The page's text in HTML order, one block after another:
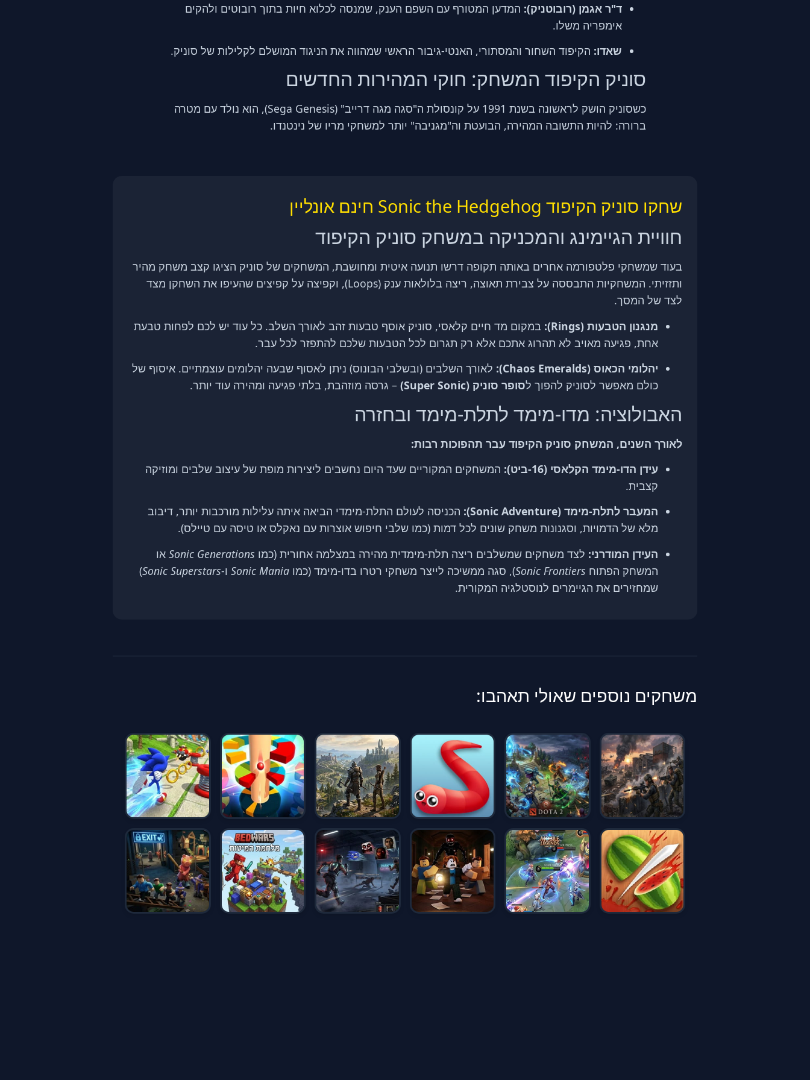
ד"ר אגמן (רובוטניק): המדען המטורף עם השפם הענק, שמנסה לכלוא חיות בתוך רובוטים ולהקים
אימפריה משלו.
שאדו: הקיפוד השחור והמסתורי, האנטי-גיבור הראשי שמהווה את הניגוד המושלם לקלילות של סוניק.
סוניק הקיפוד המשחק: חוקי המהירות החדשים
כשסוניק הושק לראשונה בשנת 1991 על קונסולת ה"סגה מגה דרייב" (Sega Genesis), הוא נולד עם מטרה
ברורה: להיות התשובה המהירה, הבועטת וה"מגניבה" יותר למשחקי מריו של נינטנדו.
שחקו סוניק הקיפוד Sonic the Hedgehog חינם אונליין
חוויית הגיימינג והמכניקה במשחק סוניק הקיפוד
בעוד שמשחקי פלטפורמה אחרים באותה תקופה דרשו תנועה איטית ומחושבת, המשחקים של סוניק הציגו קצב משחק מהיר
ותזזיתי. המשחקיות התבססה על צבירת תאוצה, ריצה בלולאות ענק (Loops), וקפיצה על קפיצים שהעיפו את השחקן מצד
לצד של המסך.
מנגנון הטבעות (Rings):
במקום מד חיים קלאסי, סוניק אוסף טבעות זהב לאורך השלב. כל עוד יש לכם לפחות טבעת
אחת, פגיעה מאויב לא תהרוג אתכם אלא רק תגרום לכל הטבעות שלכם להתפזר לכל עבר.
יהלומי הכאוס (Chaos Emeralds):
לאורך השלבים (ובשלבי הבונוס) ניתן לאסוף שבעה יהלומים עוצמתיים. איסוף של
כולם מאפשר לסוניק להפוך לסופר סוניק (Super Sonic) – גרסה מוזהבת, בלתי פגיעה ומהירה עוד יותר.
האבולוציה: מדו-מימד לתלת-מימד ובחזרה
לאורך השנים, המשחק סוניק הקיפוד עבר תהפוכות רבות:
עידן הדו-מימד הקלאסי (16-ביט):
המשחקים המקוריים שעד היום נחשבים ליצירות מופת של עיצוב שלבים ומוזיקה
קצבית.
המעבר לתלת-מימד (Sonic Adventure):
הכניסה לעולם התלת-מימדי הביאה איתה עלילות מורכבות יותר, דיבוב
מלא של הדמויות, וסגנונות משחק שונים לכל דמות (כמו שלבי חיפוש אוצרות עם נאקלס או טיסה עם טיילס).
העידן המודרני: לצד משחקים שמשלבים ריצה תלת-מימדית מהירה במצלמה אחורית (כמו Sonic Generations או
המשחק הפתוח Sonic Frontiers), סגה ממשיכה לייצר משחקי רטרו בדו-מימד (כמו Sonic Mania ו-Sonic Superstars
)
שמחזירים את הגיימרים לנוסטלגיה המקורית.
משחקים נוספים שאולי תאהבו: